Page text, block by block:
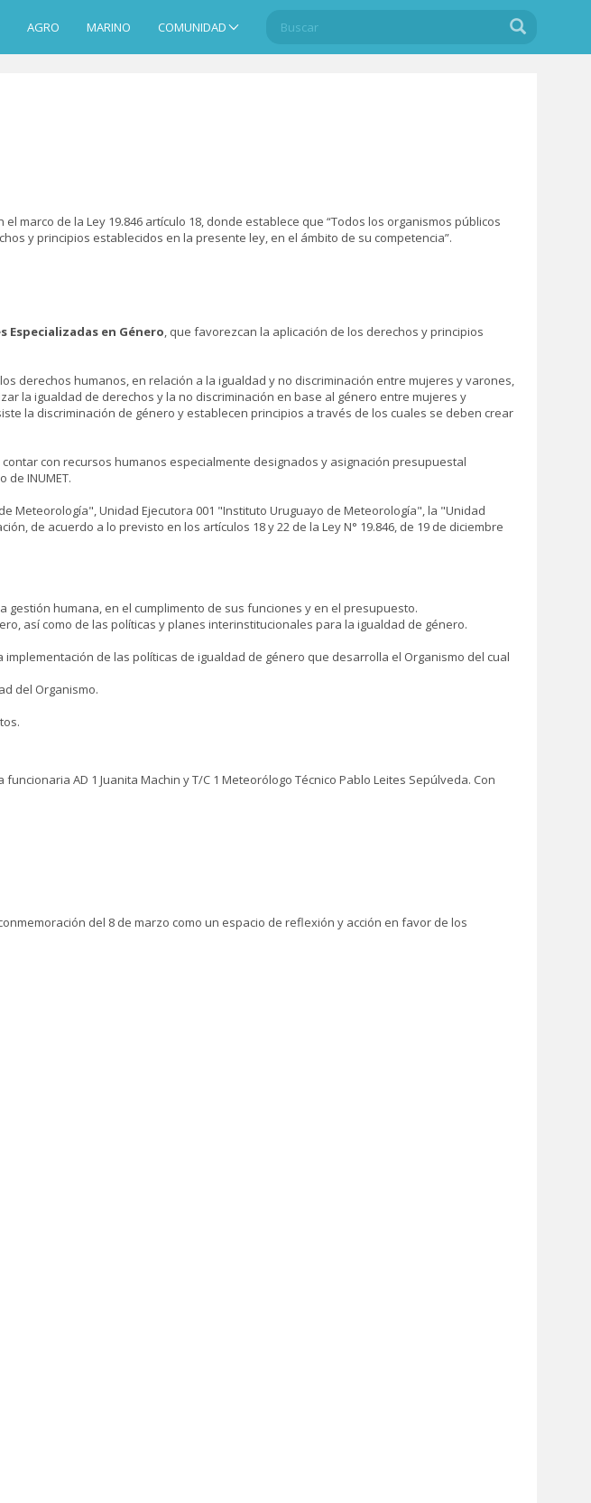
AGRO MARINO COMUNIDAD
Search
Buscar
el marco de la Ley 19.846 artículo 18, donde establece que “Todos los organismos públicos
y principios establecidos en la presente ley, en el ámbito de su competencia”.
Especializadas en Género, que favorezcan la aplicación de los derechos y principios
derechos humanos, en relación a la igualdad y no discriminación entre mujeres y varones,
la igualdad de derechos y la no discriminación en base al género entre mujeres y
la discriminación de género y establecen principios a través de los cuales se deben crear
con recursos humanos especialmente designados y asignación presupuestal
INUMET.
Meteorología", Unidad Ejecutora 001 "Instituto Uruguayo de Meteorología", la "Unidad
de acuerdo a lo previsto en los artículos 18 y 22 de la Ley N° 19.846, de 19 de diciembre
humana, en el cumplimento de sus funciones y en el presupuesto.
así como de las políticas y planes interinstitucionales para la igualdad de género.
de las políticas de igualdad de género que desarrolla el Organismo del cual
del Organismo.
AD 1 Juanita Machin y T/C 1 Meteorólogo Técnico Pablo Leites Sepúlveda. Con
del 8 de marzo como un espacio de reflexión y acción en favor de los